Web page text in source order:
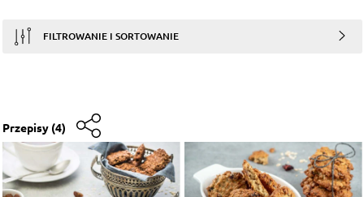
FILTROWANIE I SORTOWANIE
Przepisy (4)